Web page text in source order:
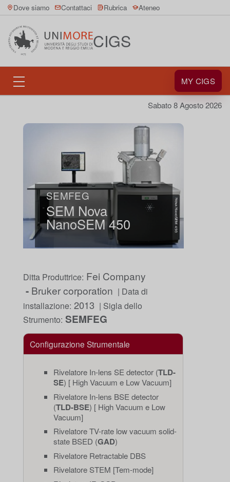
Dove siamo Contattaci Rubrica Ateneo
CIGS
MY CIGS
Sabato 8 Agosto 2026
SEMFEG
SEM Nova
NanoSEM 450
Ditta Produttrice: Fei Company
- Bruker corporation | Data di
installazione: 2013 | Sigla dello
Strumento: SEMFEG
Configurazione Strumentale
Rivelatore In-lens SE detector (TLD-
SE) [ High Vacuum e Low Vacuum]
Rivelatore In-lens BSE detector
(TLD-BSE) [ High Vacuum e Low
Vacuum]
Rivelatore TV-rate low vacuum solid-
state BSED (GAD)
Rivelatore Retractable DBS
Rivelatore STEM [Tem-mode]